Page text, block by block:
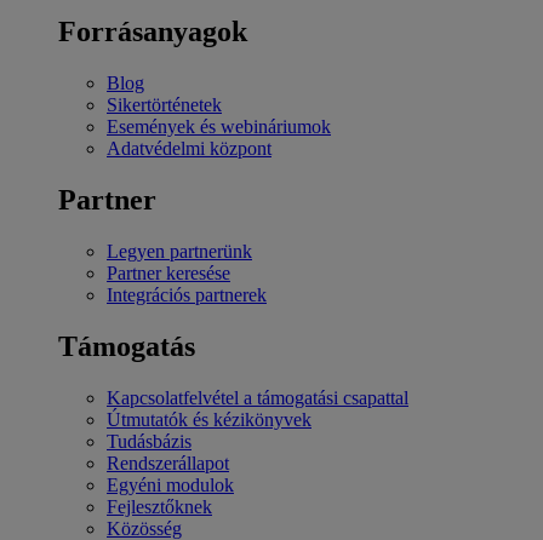
Forrásanyagok
Blog
Sikertörténetek
Események és webináriumok
Adatvédelmi központ
Partner
Legyen partnerünk
Partner keresése
Integrációs partnerek
Támogatás
Kapcsolatfelvétel a támogatási csapattal
Útmutatók és kézikönyvek
Tudásbázis
Rendszerállapot
Egyéni modulok
Fejlesztőknek
Közösség